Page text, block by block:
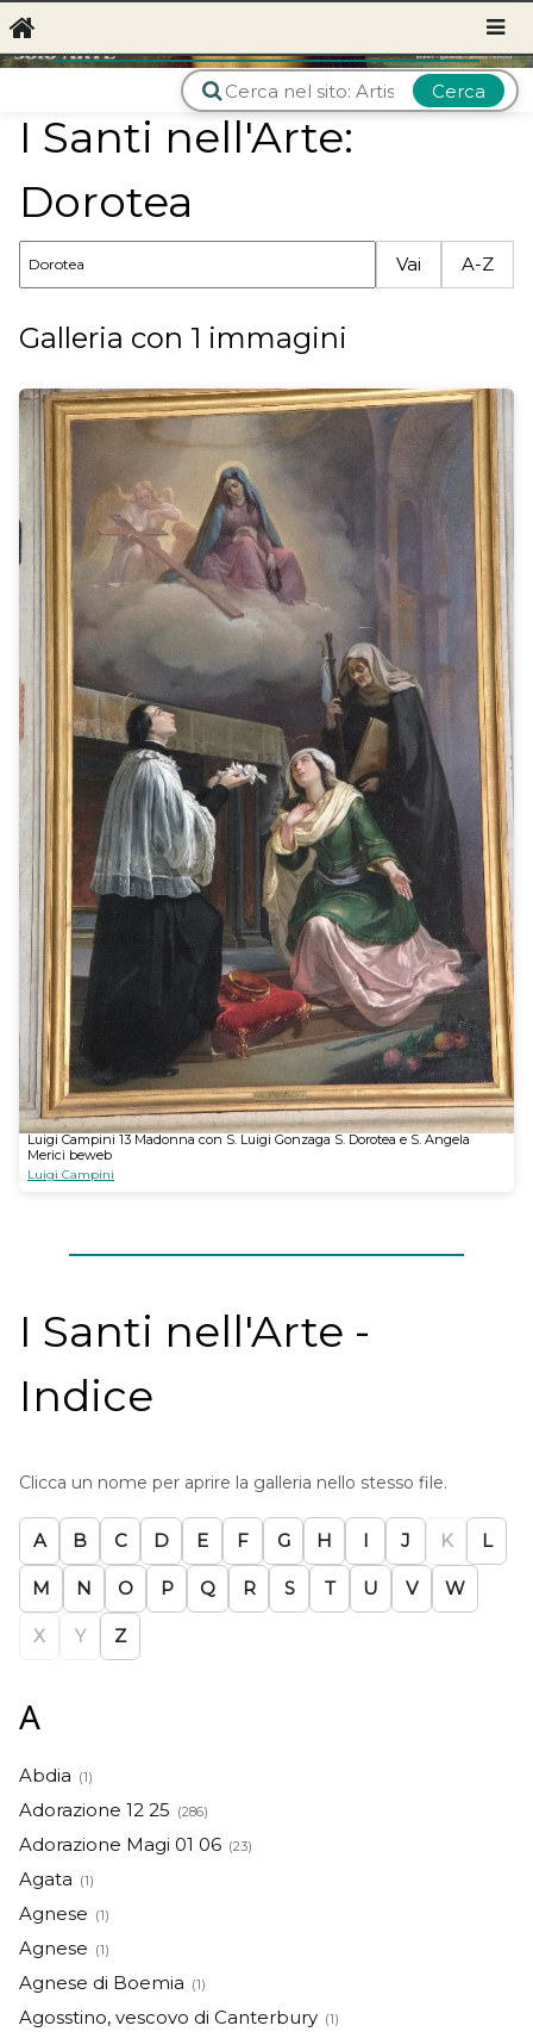
Cerca
I Santi nell'Arte:
Dorotea
Vai A-Z
Galleria con 1 immagini
Luigi Campini 13 Madonna con S. Luigi Gonzaga S. Dorotea e S. Angela
Merici beweb
Luigi Campini
I Santi nell'Arte -
Indice
Clicca un nome per aprire la galleria nello stesso file.
A B C D E F G H I J K L
M N O P Q R S T U V W
X Y Z
A
Abdia (1)
Adorazione 12 25 (286)
Adorazione Magi 01 06 (23)
Agata (1)
Agnese (1)
Agnese (1)
Agnese di Boemia (1)
Agosstino, vescovo di Canterbury (1)